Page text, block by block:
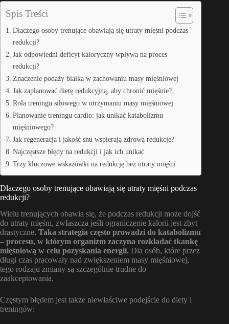
Spis Treści
Dlaczego osoby trenujące obawiają się utraty mięśni podczas
redukcji?
Jak odpowiedni deficyt kaloryczny wpływa na proces
redukcji?
Znaczenie podaży białka w zachowaniu masy mięśniowej
Jak zaplanować dietę redukcyjną, aby chronić mięśnie?
Rola treningu siłowego w utrzymaniu masy mięśniowej
Planowanie treningu cardio: jak unikać katabolizmu
mięśniowego?
Jak regeneracja i jakość snu wspierają zdrową redukcję?
Najczęstsze błędy na redukcji i jak ich unikać
Trzy kluczowe wskazówki na redukcję bez utraty mięśni
Dlaczego osoby trenujące obawiają się utraty mięśni podczas
redukcji?
Wielu trenujących obawia się, że podczas redukcji może dojść
do utraty mięśni, zwłaszcza jeśli ograniczenie kalorii jest zbyt
drastyczne. Taka strategia często prowadzi do katabolizmu
– procesu, w którym organizm zaczyna rozkładać tkankę
mięśniową w celu pozyskania energii. Dla osób, które przez
długi czas pracowały nad zwiększeniem masy mięśniowej,
tego rodzaju zmiany są szczególnie trudne do
zaakceptowania.
Częstym błędem jest także niewłaściwe podejście do diety i
treningów: